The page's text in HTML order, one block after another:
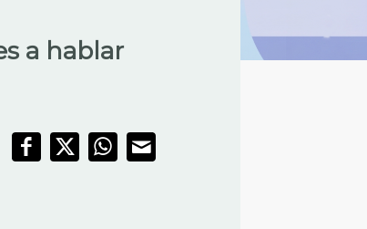
a hablar